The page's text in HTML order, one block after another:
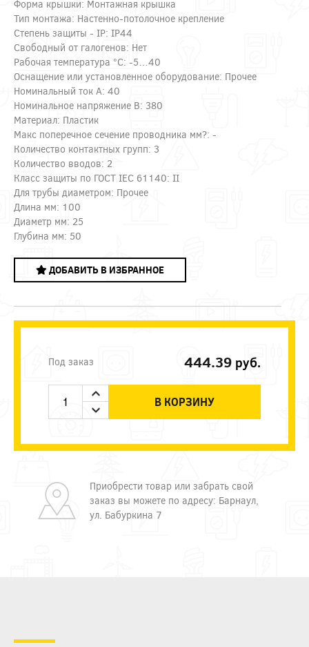
Форма крышки: Монтажная крышка
Тип монтажа: Настенно-потолочное крепление
Степень защиты - IP: IP44
Свободный от галогенов: Нет
Рабочая температура °C: -5…40
Оснащение или установленное оборудование: Прочее
Номинальный ток А: 40
Номинальное напряжение В: 380
Материал: Пластик
Макс поперечное сечение проводника мм?: -
Количество контактных групп: 3
Количество вводов: 2
Класс защиты по ГОСТ IEC 61140: II
Для трубы диаметром: Прочее
Длина мм: 100
Диаметр мм: 25
Глубина мм: 50
ДОБАВИТЬ В ИЗБРАННОЕ
Под заказ 444.39 руб.
В КОРЗИНУ
Приобрести товар или забрать свой
заказ вы можете по адресу: Барнаул,
ул. Бабуркина 7